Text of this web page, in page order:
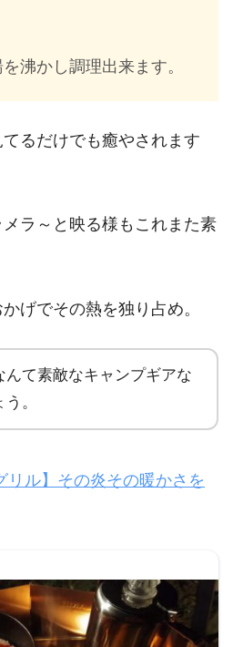
沸かし調理出来ます。
るだけでも癒やされます
ラ～と映る様もこれまた素
げでその熱を独り占め。
て素敵なキャンプギアな
。
リル】その炎その暖かさを